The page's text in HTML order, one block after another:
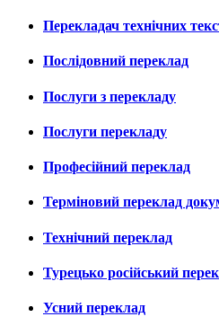
Перекладач технічних
Послідовний переклад
Послуги з перекладу
Послуги перекладу
Професійний переклад
Терміновий переклад
Технічний переклад
Турецько російський
Усний переклад